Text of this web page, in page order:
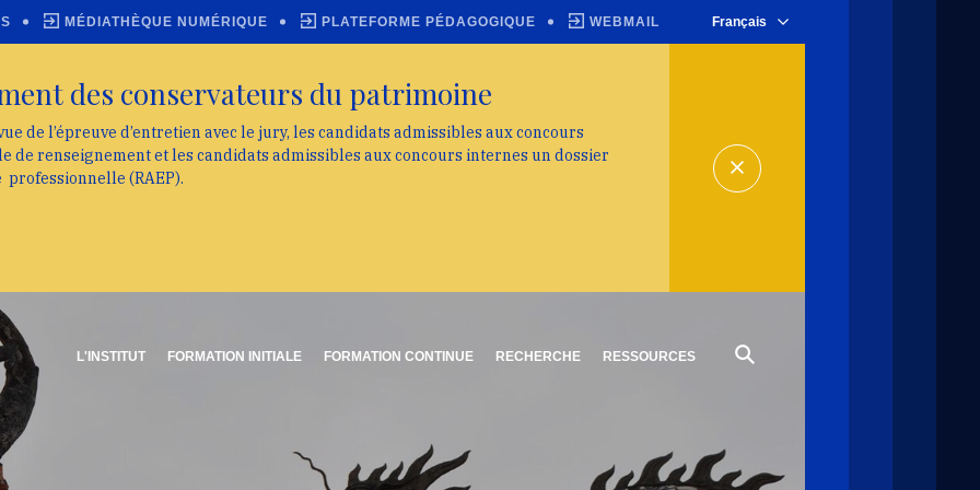
L'INSTITUT FORMATION INITIALE FORMATION CONTINUE RECHERCHE RESSOURCES
MÉDIATHÈQUE NUMÉRIQUE PLATEFORME PÉDAGOGIQUE WEBMAIL Français
des conservateurs du patrimoine
de l’épreuve d’entretien avec le jury, les candidats admissibles aux concours
renseignement et les candidats admissibles aux concours internes un dossier
professionnelle (RAEP).